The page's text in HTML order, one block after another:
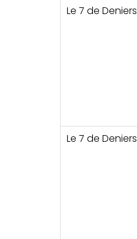
Le 7 de Deniers
Le 7 de Deniers